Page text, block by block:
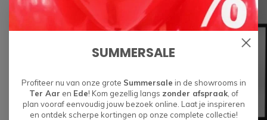
SUMMERSALE
Profiteer nu van onze grote Summersale in de showrooms in
Ter Aar en Ede! Kom gezellig langs zonder afspraak, of
plan vooraf eenvoudig jouw bezoek online. Laat je inspireren
en ontdek scherpe kortingen op onze complete collectie!